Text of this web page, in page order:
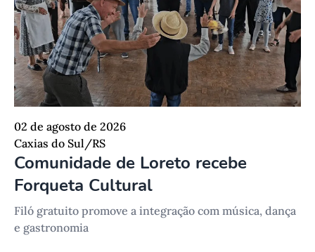
02 de agosto de 2026
Caxias do Sul/RS
Comunidade de Loreto recebe
Forqueta Cultural
Filó gratuito promove a integração com música, dança
e gastronomia